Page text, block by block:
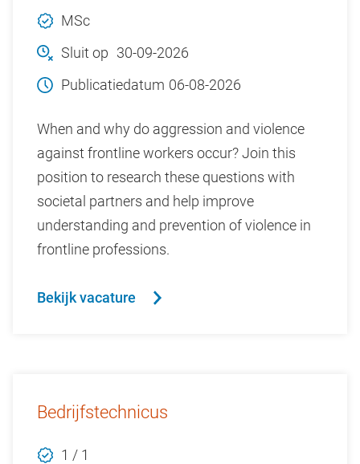
MSc
Sluit op 30-09-2026
Publicatiedatum 06-08-2026
When and why do aggression and violence
against frontline workers occur? Join this
position to research these questions with
societal partners and help improve
understanding and prevention of violence in
frontline professions.
Bekijk vacature
Bedrijfstechnicus
1 / 1